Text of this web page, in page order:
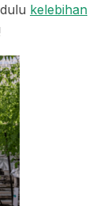
kelebihan